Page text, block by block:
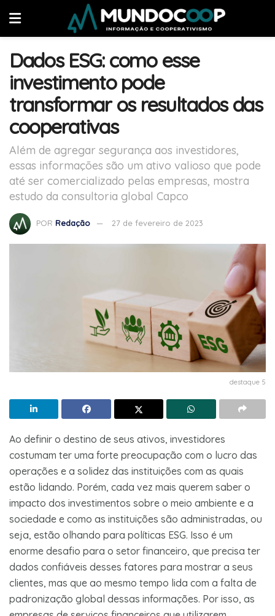
Dados ESG: como esse
investimento pode
transformar os resultados das
cooperativas
Além de agregar segurança aos investidores,
essas informações são um ativo valioso que pode
até ser comercializado pelas empresas, mostra
estudo da consultoria global Capco
POR Redação 27 de fevereiro de 2023
destaque 5
Ao definir o destino de seus ativos, investidores
costumam ter uma forte preocupação com o lucro das
operações e a solidez das instituições com as quais
estão lidando. Porém, cada vez mais querem saber o
impacto dos investimentos sobre o meio ambiente e a
sociedade e como as instituições são administradas, ou
seja, estão olhando para políticas ESG. Isso é um
enorme desafio para o setor financeiro, que precisa ter
dados confiáveis desses fatores para mostrar a seus
clientes, mas que ao mesmo tempo lida com a falta de
padronização global dessas informações. Por isso, as